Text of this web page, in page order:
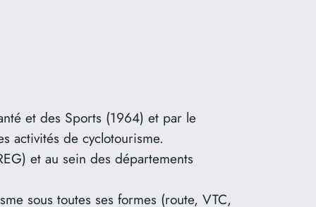
et des Sports (1964) et par le
activités de cyclotourisme.
et au sein des départements
sous toutes ses formes (route, VTC,